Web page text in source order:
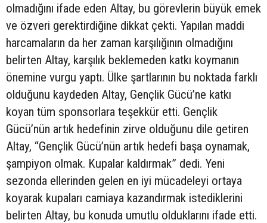
olmadığını ifade eden Altay, bu görevlerin büyük emek
ve özveri gerektirdiğine dikkat çekti. Yapılan maddi
harcamaların da her zaman karşılığının olmadığını
belirten Altay, karşılık beklemeden katkı koymanın
önemine vurgu yaptı. Ülke şartlarının bu noktada farklı
olduğunu kaydeden Altay, Gençlik Gücü’ne katkı
koyan tüm sponsorlara teşekkür etti. Gençlik
Gücü’nün artık hedefinin zirve olduğunu dile getiren
Altay, “Gençlik Gücü’nün artık hedefi başa oynamak,
şampiyon olmak. Kupalar kaldırmak” dedi. Yeni
sezonda ellerinden gelen en iyi mücadeleyi ortaya
koyarak kupaları camiaya kazandırmak istediklerini
belirten Altay, bu konuda umutlu olduklarını ifade etti.